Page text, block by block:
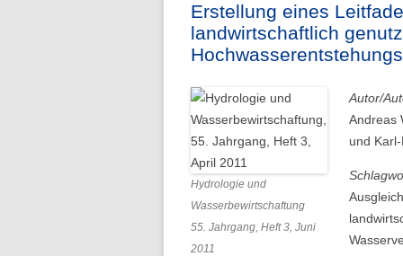
Folge 14 – Aueninstitut
Informationsplattform UNDINE
Folge 12 – International Centre for
Water Resources and Global
Change
Folge 11 – Institut für
Seenforschung, ISF
Erstellung eines
landwirtschaftlich
Hydrologie und
Wasserbewirtschaftung
55. Jahrgang, Heft 3, Juni
2011
Autor/
Andreas
und